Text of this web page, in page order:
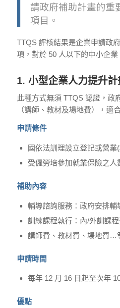
請政府補助計畫的重
項目。
TTQS 評核結果是企業申請政
項，對於 50 人以下的中小企業
1. 小型企業人力提升計
此種方式無須 TTQS 認證，政
（講師、教材及場地費），適
申請條件
國依法訓理設立登記或營業
受僱勞培參加就業保險之人
補助內容
輔導諮詢服務：政府安排輔
訓練課程執行：內/外訓課
講師費、教材費、場地費…
申請時間
每年 12 月 16 日起至次年
優點